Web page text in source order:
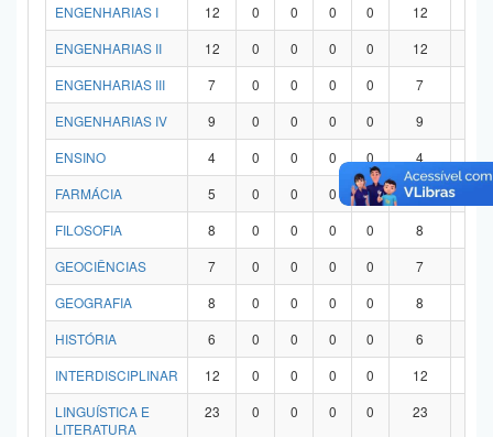
ENGENHARIAS I
12 0 0 0 0 12
ENGENHARIAS II
12 0 0 0 0 12
ENGENHARIAS III
7 0 0 0 0 7
ENGENHARIAS IV
9 0 0 0 0 9
ENSINO
4 0 0 0 0 4
FARMÁCIA
5 0 0 0 0 5
FILOSOFIA
8 0 0 0 0 8
GEOCIÊNCIAS
7 0 0 0 0 7
GEOGRAFIA
8 0 0 0 0 8
HISTÓRIA
6 0 0 0 0 6
INTERDISCIPLINAR
12 0 0 0 0 12
LINGUÍSTICA E
LITERATURA
23 0 0 0 0 23